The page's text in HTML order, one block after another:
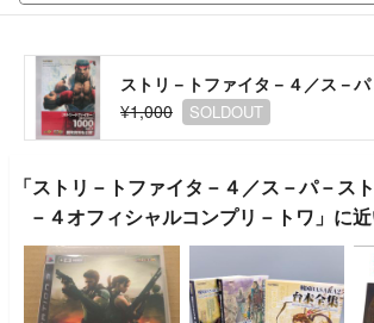
¥1,000
SOLDOUT
「ストリ－トファイタ－４／ス－パ－ス
－４オフィシャルコンプリ－トワ」に